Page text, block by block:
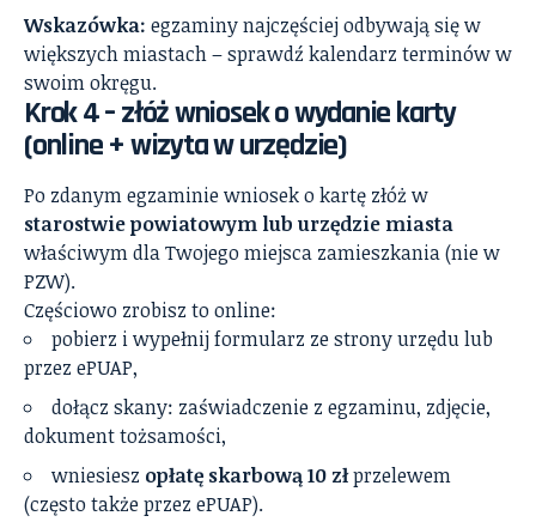
Wskazówka: egzaminy najczęściej odbywają się w
większych miastach – sprawdź kalendarz terminów w
swoim okręgu.
Krok 4 – złóż wniosek o wydanie karty
(online + wizyta w urzędzie)
Po zdanym egzaminie wniosek o kartę złóż w
starostwie powiatowym lub urzędzie miasta
właściwym dla Twojego miejsca zamieszkania (nie w
PZW).
Częściowo zrobisz to online:
pobierz i wypełnij formularz ze strony urzędu lub
przez ePUAP,
dołącz skany: zaświadczenie z egzaminu, zdjęcie,
dokument tożsamości,
wniesiesz opłatę skarbową 10 złprzelewem
(często także przez ePUAP).